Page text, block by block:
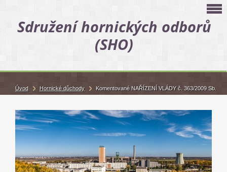
Sdružení hornických odborů
(SHO)
Úvod Hornické důchody Komentované NAŘÍZENÍ VLÁDY č. 363/2009 Sb.